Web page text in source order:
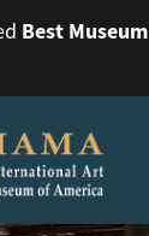
Best Museum